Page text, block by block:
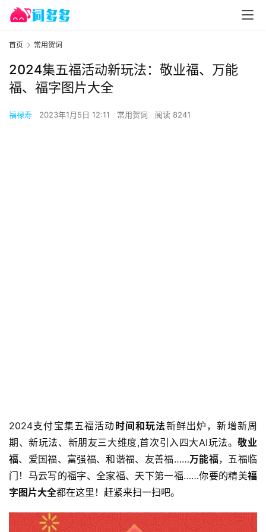
首页 常用贺词
2024集五福活动新玩法：敬业福、万能
福、福字图片大全
福禄寿 2023年1月5日 12:11 常用贺词 阅读 8241
2024支付宝集五福活动时间和玩法新鲜出炉，新增新周
期、新玩法、新朋友三大维度,首次引入四大AI玩法。敬业
福、爱国福、富强福、和谐福、友善福……万能福，五福临
门！马云写的福字、全家福、天下第一福……你要的精美福
字图片大全都在这里！赶紧来扫一扫吧。